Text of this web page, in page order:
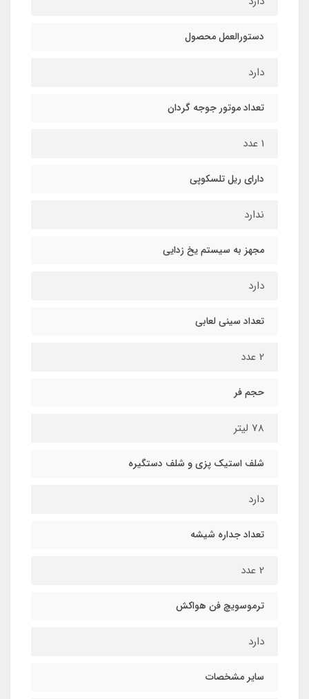
دستورالعمل محصول
دارد
تعداد موتور جوجه گردان
1 عدد
دارای ریل تلسکوپی
ندارد
مجهز به سیستم یخ زدایی
دارد
تعداد سینی لعابی
2 عدد
حجم فر
78 لیتر
شلف استیک پزی و شلف دستگیره
دارد
تعداد جداره شیشه
2 عدد
ترموسویچ فن هواکش
دارد
سایر مشخصات